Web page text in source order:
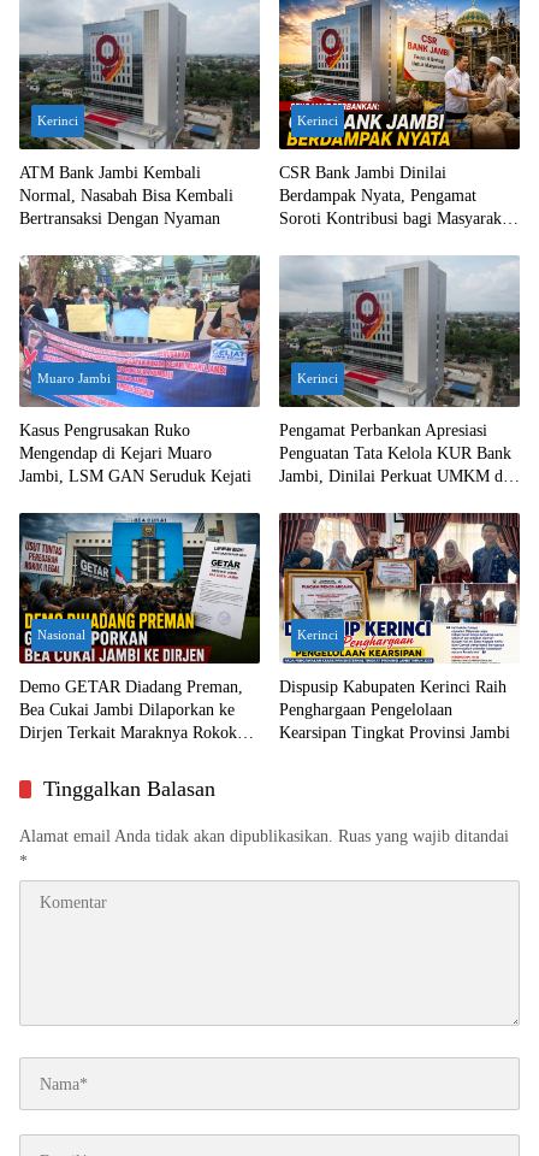
Kerinci
ATM Bank Jambi Kembali
Normal, Nasabah Bisa Kembali
Bertransaksi Dengan Nyaman
Kerinci
CSR Bank Jambi Dinilai
Berdampak Nyata, Pengamat
Soroti Kontribusi bagi Masyarakat
Muaro Jambi
Kasus Pengrusakan Ruko
Mengendap di Kejari Muaro
Jambi, LSM GAN Seruduk Kejati
Kerinci
Pengamat Perbankan Apresiasi
Penguatan Tata Kelola KUR Bank
Jambi, Dinilai Perkuat UMKM dan
Nasional
Demo GETAR Diadang Preman,
Bea Cukai Jambi Dilaporkan ke
Dirjen Terkait Maraknya Rokok
Kerinci
Dispusip Kabupaten Kerinci Raih
Penghargaan Pengelolaan
Kearsipan Tingkat Provinsi Jambi
Tinggalkan Balasan
Alamat email Anda tidak akan dipublikasikan. Ruas yang wajib ditandai
*